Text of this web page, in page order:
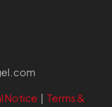
Notice Terms &